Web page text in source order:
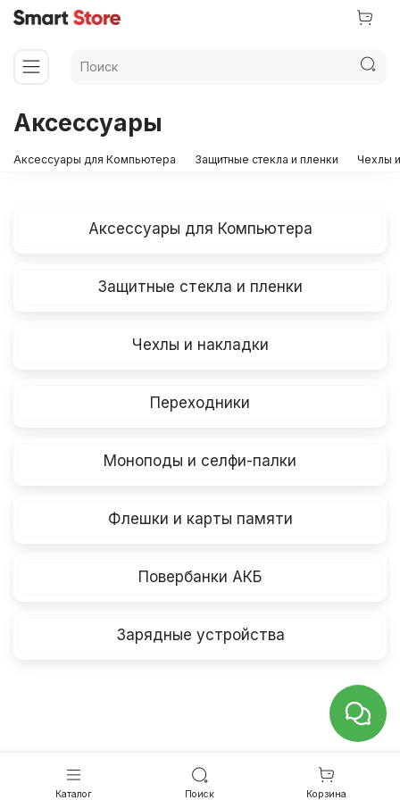
Аксессуары
Аксессуары для Компьютера Защитные стекла и пленки Чехлы
Аксессуары для Компьютера
Защитные стекла и пленки
Чехлы и накладки
Переходники
Моноподы и селфи-палки
Флешки и карты памяти
Повербанки АКБ
Зарядные устройства
Каталог Поиск Корзина